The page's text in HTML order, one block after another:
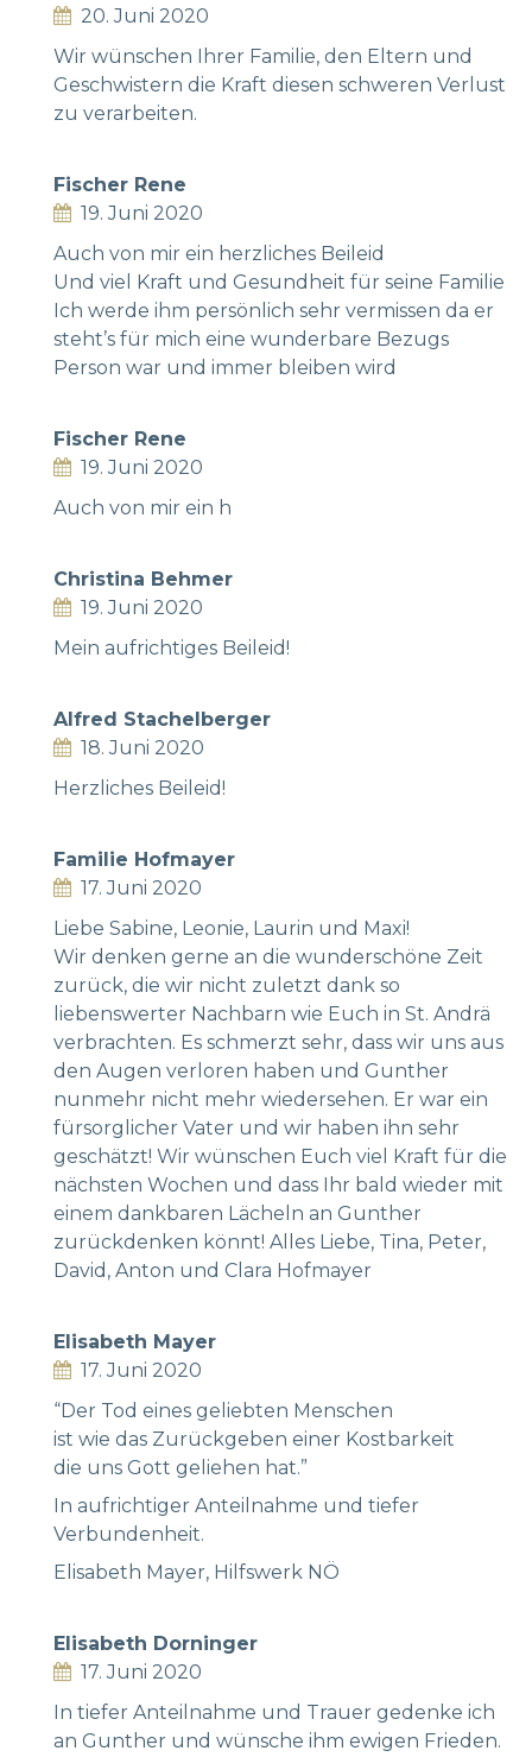
20. Juni 2020
Wir wünschen Ihrer Familie, den Eltern und
Geschwistern die Kraft diesen schweren Verlust
zu verarbeiten.
Fischer Rene
19. Juni 2020
Auch von mir ein herzliches Beileid
Und viel Kraft und Gesundheit für seine Familie
Ich werde ihm persönlich sehr vermissen da er
steht’s für mich eine wunderbare Bezugs
Person war und immer bleiben wird
Fischer Rene
19. Juni 2020
Auch von mir ein h
Christina Behmer
19. Juni 2020
Mein aufrichtiges Beileid!
Alfred Stachelberger
18. Juni 2020
Herzliches Beileid!
Familie Hofmayer
17. Juni 2020
Liebe Sabine, Leonie, Laurin und Maxi!
Wir denken gerne an die wunderschöne Zeit
zurück, die wir nicht zuletzt dank so
liebenswerter Nachbarn wie Euch in St. Andrä
verbrachten. Es schmerzt sehr, dass wir uns aus
den Augen verloren haben und Gunther
nunmehr nicht mehr wiedersehen. Er war ein
fürsorglicher Vater und wir haben ihn sehr
geschätzt! Wir wünschen Euch viel Kraft für die
nächsten Wochen und dass Ihr bald wieder mit
einem dankbaren Lächeln an Gunther
zurückdenken könnt! Alles Liebe, Tina, Peter,
David, Anton und Clara Hofmayer
Elisabeth Mayer
17. Juni 2020
“Der Tod eines geliebten Menschen
ist wie das Zurückgeben einer Kostbarkeit
die uns Gott geliehen hat.”
In aufrichtiger Anteilnahme und tiefer
Verbundenheit.
Elisabeth Mayer, Hilfswerk NÖ
Elisabeth Dorninger
17. Juni 2020
In tiefer Anteilnahme und Trauer gedenke ich
an Gunther und wünsche ihm ewigen Frieden.